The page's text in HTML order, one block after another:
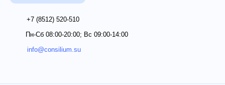
+7 (8512) 520-510
Пн-Сб 08:00-20:00; Вс 09:00-14:00
info@consilium.su